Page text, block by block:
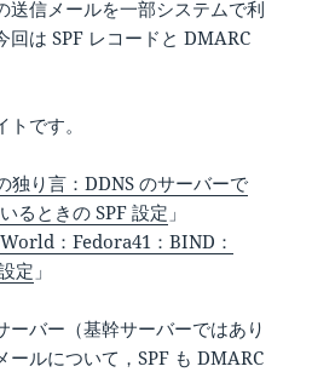
送信メールを一部システムで利
回は SPF レコードと DMARC
です。
独り言：DDNS のサーバーで
るときの SPF 設定 」
：Fedora41：BIND：
定 」
ーバー（基幹サーバーではあり
ールについて，SPF も DMARC